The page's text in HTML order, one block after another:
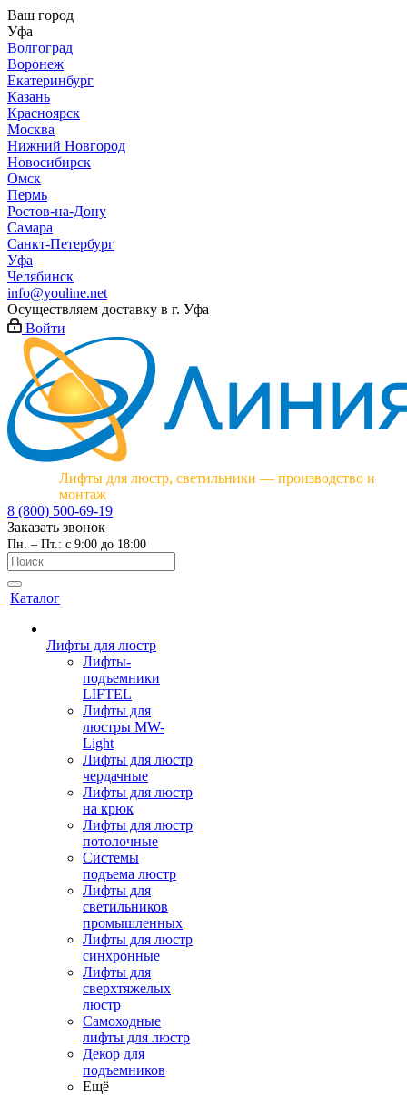
Ваш город
Уфа
Волгоград
Воронеж
Екатеринбург
Казань
Красноярск
Москва
Нижний Новгород
Новосибирск
Омск
Пермь
Ростов-на-Дону
Самара
Санкт-Петербург
Уфа
Челябинск
info@youline.net
Осуществляем доставку в г. Уфа
Войти
Лифты для люстр, светильники — производство и
монтаж
8 (800) 500-69-19
Заказать звонок
Пн. – Пт.: с 9:00 до 18:00
Каталог
Лифты для люстр
Лифты-
подъемники
LIFTEL
Лифты для
люстры MW-
Light
Лифты для люстр
чердачные
Лифты для люстр
на крюк
Лифты для люстр
потолочные
Системы
подъема люстр
Лифты для
светильников
промышленных
Лифты для люстр
синхронные
Лифты для
сверхтяжелых
люстр
Самоходные
лифты для люстр
Декор для
подъемников
Ещё